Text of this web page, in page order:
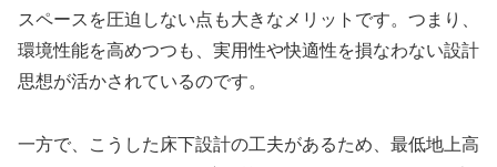
スペースを圧迫しない点も大きなメリットです。つまり、
環境性能を高めつつも、実用性や快適性を損なわない設計
思想が活かされているのです。
一方で、こうした床下設計の工夫があるため、最低地上高